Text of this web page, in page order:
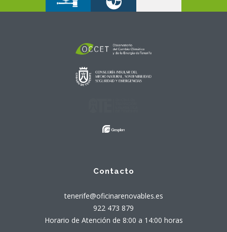
Contacto
tenerife@oficinarenovables.es
922 473 879
Horario de Atención de 8:00 a 14:00 horas